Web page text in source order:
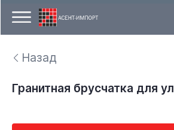
Назад
Гранитная брусчатка для